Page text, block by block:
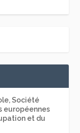
Société
européennes
et du